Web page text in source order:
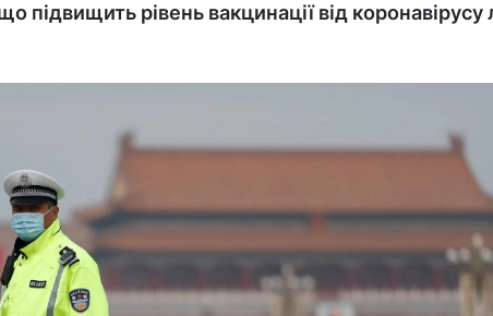
підвищить рівень вакцинації від коронавірусу